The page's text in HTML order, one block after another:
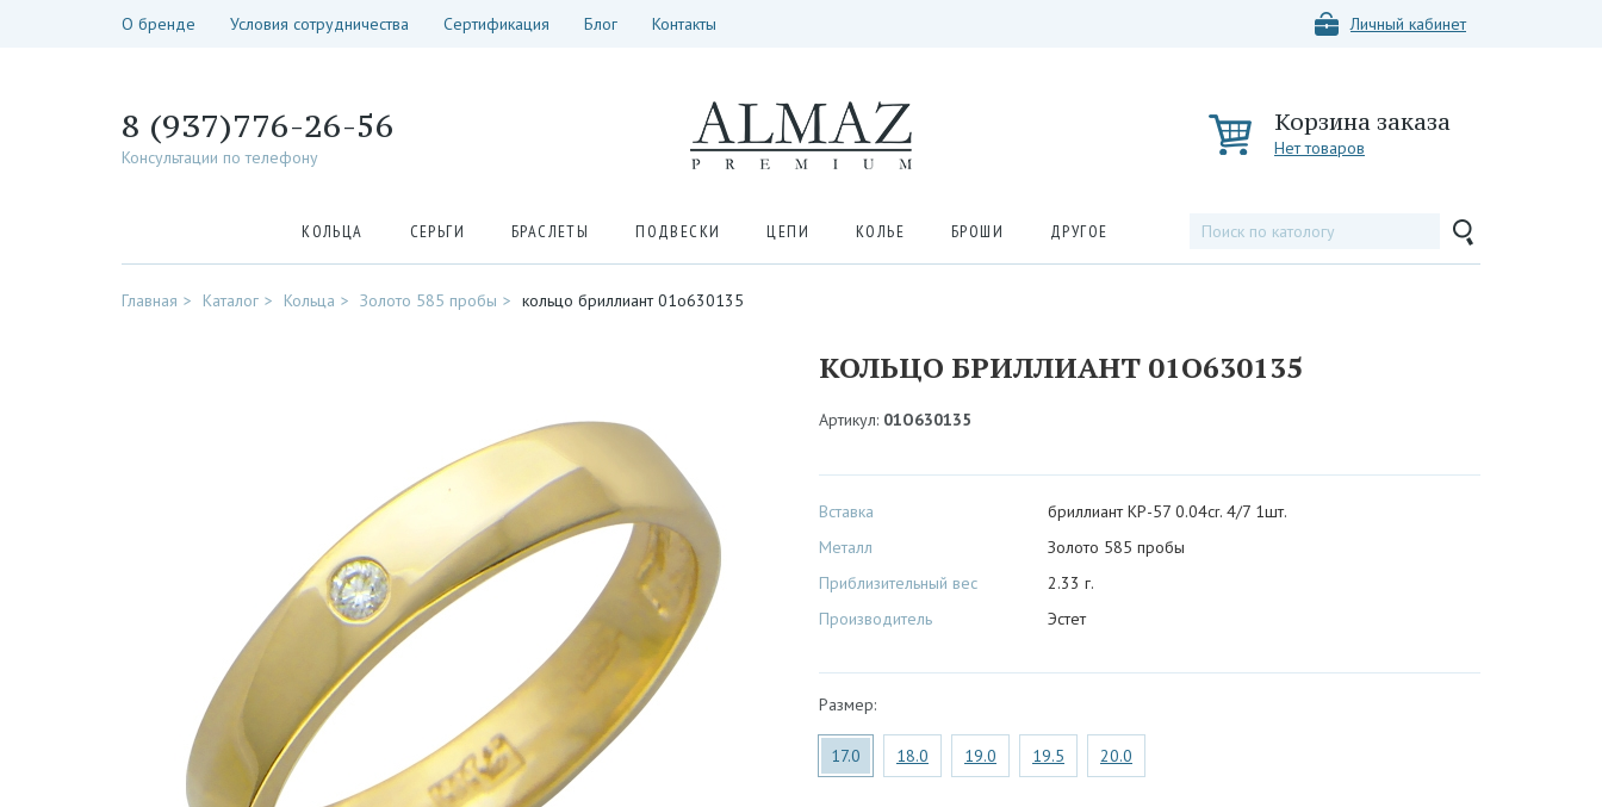
О бренде Условия сотрудничества Сертификация Блог Контакты Личный кабинет
8 (937)776-26-56
Консультации по телефону
Корзина заказа
Нет товаров
КОЛЬЦА СЕРЬГИ БРАСЛЕТЫ ПОДВЕСКИ ЦЕПИ КОЛЬЕ БРОШИ ДРУГОЕ
Главная Каталог Кольца Золото 585 пробы кольцо бриллиант 01о630135
КОЛЬЦО БРИЛЛИАНТ 01О630135
Артикул: 01О630135
Вставка
Металл
Приблизительный вес
Производитель
бриллиант КР-57 0.04cr. 4/7 1шт.
Золото 585 пробы
2.33 г.
Эстет
Размер:
17.0 18.0 19.0 19.5 20.0